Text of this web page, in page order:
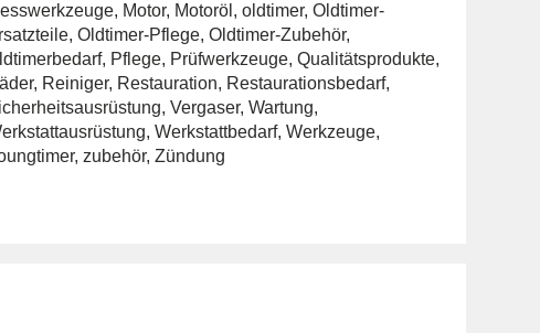
, Motor, Motoröl , oldtimer, Oldtimer-
, Oldtimer-Pflege, Oldtimer-Zubehör,
, Pflege, Prüfwerkzeuge, Qualitätsprodukte,
, Reiniger, Restauration, Restaurationsbedarf,
, Vergaser, Wartung,
, Werkstattbedarf, Werkzeuge,
, zubehör, Zündung